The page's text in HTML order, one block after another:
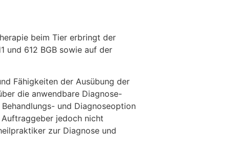
beim Tier erbringt der
und 612 BGB sowie auf der
Fähigkeiten der Ausübung der
die anwendbare Diagnose-
und Diagnoseoption
jedoch nicht
zur Diagnose und